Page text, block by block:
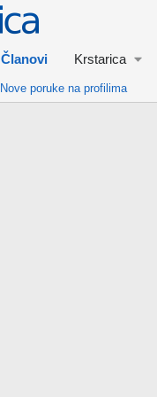
Članovi Krstarica
Nove poruke na profilima